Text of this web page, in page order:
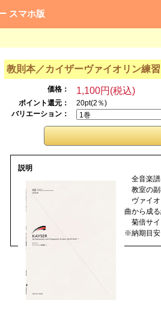
スマホ版
教則本／カイザーヴァイオリン練習
価格： 1,100円(税込)
ポイント還元：
20pt(2％)
バリエーション：
説明
全音楽譜
教室の副
ヴァイオ
曲から成る
菊倍サ
※納期目安